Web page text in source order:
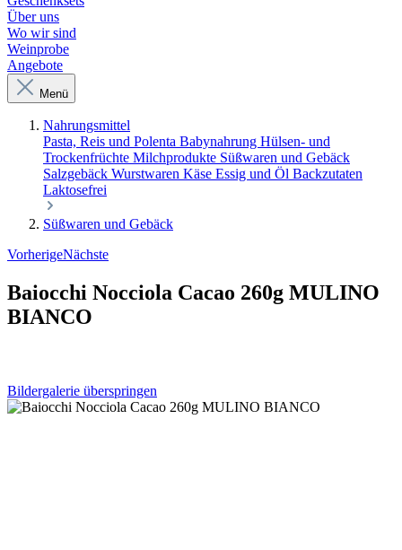
Über uns
Wo wir sind
Weinprobe
Angebote
Menü
Nahrungsmittel
Pasta, Reis und Polenta Babynahrung Hülsen- und
Trockenfrüchte Milchprodukte Süßwaren und Gebäck
Salzgebäck Wurstwaren Käse Essig und Öl Backzutaten
Laktosefrei
Süßwaren und Gebäck
VorherigeNächste
Baiocchi Nocciola Cacao 260g MULINO
BIANCO
Bildergalerie überspringen